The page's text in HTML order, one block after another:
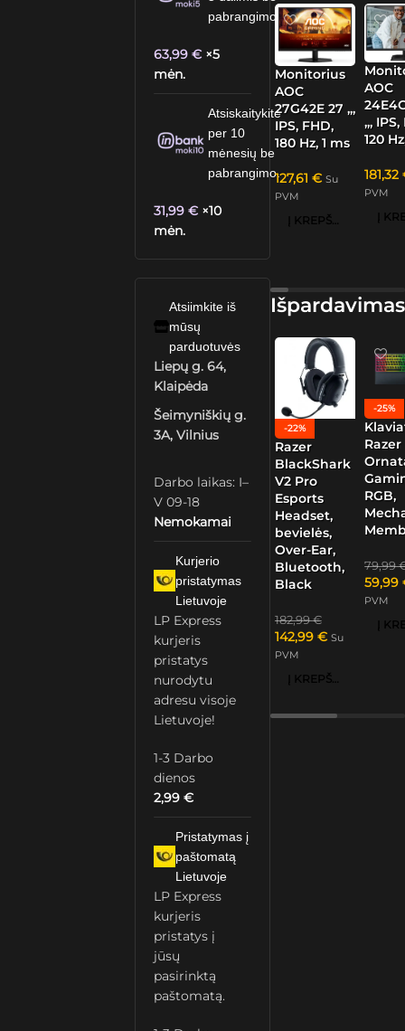
pabrangimo.
63,99€ ×5
mėn.
Atsiskaitykite
per 10
mėnesių be
pabrangimo.
31,99€ ×10
mėn.
Atsiimkite iš
mūsų
parduotuvės
Liepų g. 64,
Klaipėda
Šeimyniškių g.
3A, Vilnius
Darbo laikas: I–
V 09-18
Nemokamai
Kurjerio
pristatymas
Lietuvoje
LP Express
kurjeris
pristatys
nurodytu
adresu visoje
Lietuvoje!
1-3 Darbo
dienos
2,99€
Pristatymas į
paštomatą
Lietuvoje
LP Express
kurjeris
pristatys į
jūsų
pasirinktą
paštomatą.
Monitorius
AOC
27G42E 27 „,
IPS, FHD,
180 Hz, 1 ms
127,61 € Su
PVM
Į KREPŠELĮ
AOC
„,
120
181,32
PVM
Išpardavimas
-22%
Razer
BlackShark
V2 Pro
Esports
Headset,
bevielės,
Over-Ear,
Bluetooth,
Black
182,99€
142,99 € Su
PVM
Į KREPŠELĮ
-25%
Razer
RGB,
79,99
59,99
PVM